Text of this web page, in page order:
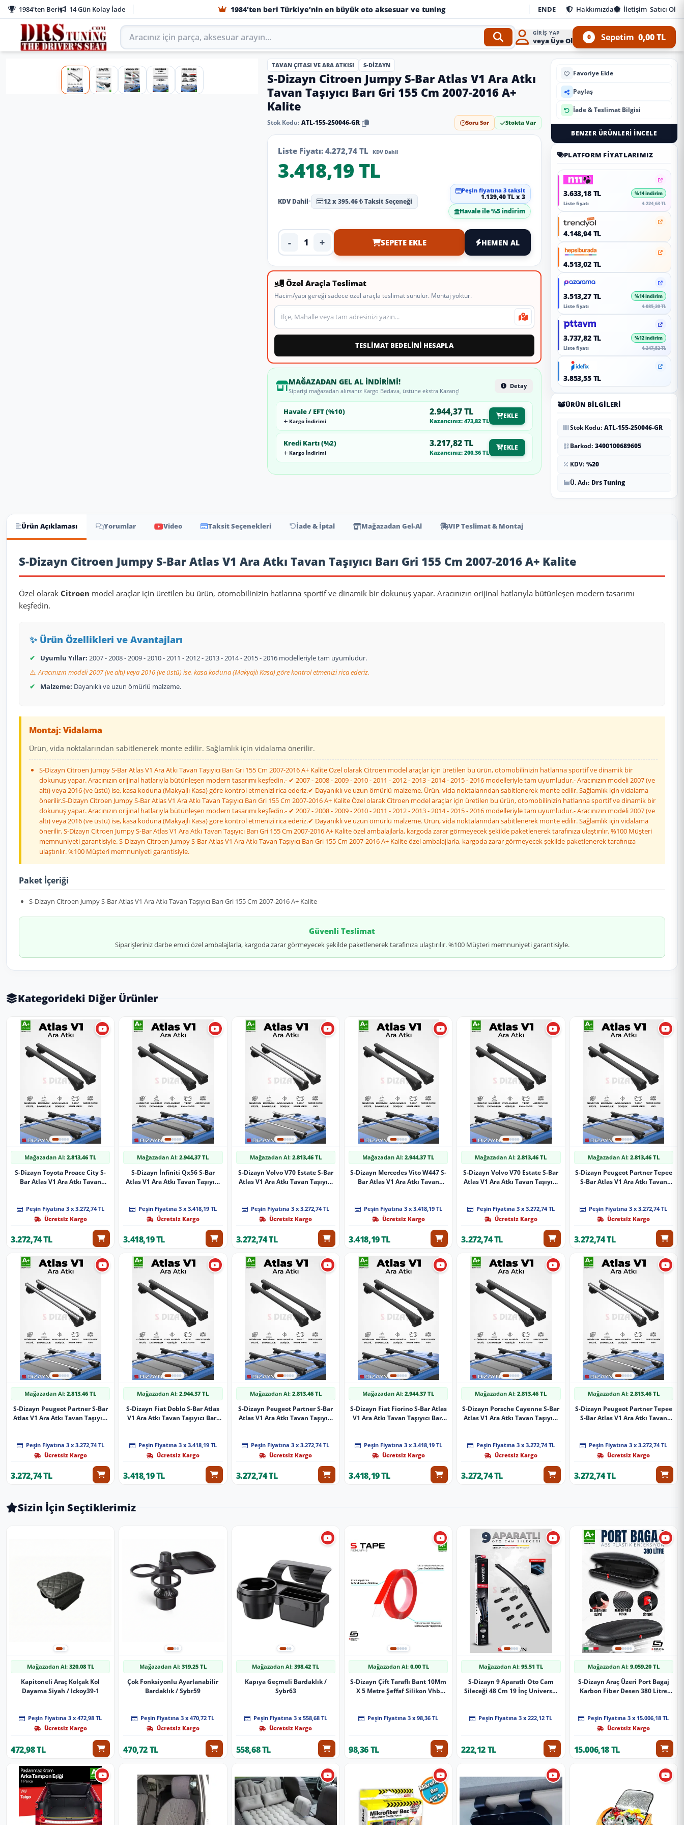
1984'ten Beri 14 Gün Kolay İade 1984'ten beri Türkiye’nin en büyük oto aksesuar ve tuning ENDE Hakkımızda İletişim Satıcı Ol
Aracınız için parça arayın
GIRIŞ YAP
veya Üye Ol 0 Sepetim 0,00 TL
TAVAN ÇITASI VE ARA ATKISI S-DIZAYN
S-Dizayn Citroen Jumpy S-Bar Atlas V1 Ara Atkı
Tavan Taşıyıcı Barı Gri 155 Cm 2007-2016 A+
Kalite
Stok Kodu: ATL-155-250046-GR Soru Sor Stokta Var
Liste Fiyatı:4.272,74 TL KDV Dahil
3.418,19 TL
KDV Dahil• 12 x 395,46 ₺ Taksit Seçeneği
Peşin fiyatına 3 taksit
1.139,40 TL x 3
Havale ile %5 indirim
Ürün adedi
- + SEPETE EKLE HEMEN AL
Özel Araçla Teslimat
Hacim/yapı gereği sadece özel araçla teslimat sunulur. Montaj yoktur.
Teslimat veya montaj adresi
TESLİMAT BEDELİNİ HESAPLA
MAĞAZADAN GEL AL İNDIRIMI!
Siparişi mağazadan alırsanız Kargo Bedava, üstüne ekstra Kazanç!
Detay
Havale / EFT (%10)
Kargo İndirimi
2.944,37 TL
Kazancınız: 473,82 TL
EKLE
Kredi Kartı (%2)
Kargo İndirimi
3.217,82 TL
Kazancınız: 200,36 TL
EKLE
Favoriye Ekle
Paylaş
İade & Teslimat Bilgisi
BENZER ÜRÜNLERI İNCELE
PLATFORM FIYATLARIMIZ
3.633,18 TL %14 indirim
Liste fiyatı 4.224,63 TL
4.148,94 TL
4.513,02 TL
3.513,27 TL %14 indirim
Liste fiyatı 4.085,20 TL
3.737,82 TL %12 indirim
Liste fiyatı 4.247,52 TL
3.853,55 TL
ÜRÜN BILGILERI
Stok Kodu: ATL-155-250046-GR
Barkod: 3400100689605
KDV: %20
Ü. Adı: Drs Tuning
Ürün Açıklaması Yorumlar Video Taksit Seçenekleri İade & İptal Mağazadan Gel-Al VIP Teslimat & Montaj
Ürün Açıklaması
S-Dizayn Citroen Jumpy S-Bar Atlas V1 Ara Atkı Tavan Taşıyıcı Barı Gri 155 Cm 2007-2016 A+ Kalite
Özel olarak Citroen model araçlar için üretilen bu ürün, otomobilinizin hatlarına sportif ve dinamik bir dokunuş yapar. Aracınızın orijinal hatlarıyla bütünleşen modern tasarımı
keşfedin.
✨ Ürün Özellikleri ve Avantajları
✔ Uyumlu Yıllar: 2007 - 2008 - 2009 - 2010 - 2011 - 2012 - 2013 - 2014 - 2015 - 2016 modelleriyle tam uyumludur.
⚠️ Aracınızın modeli 2007 (ve altı) veya 2016 (ve üstü) ise, kasa koduna (Makyajlı Kasa) göre kontrol etmenizi rica ederiz.
✔
Malzeme: Dayanıklı ve uzun ömürlü malzeme.
Montaj: Vidalama
Ürün, vida noktalarından sabitlenerek monte edilir. Sağlamlık için vidalama önerilir.
S-Dizayn Citroen Jumpy S-Bar Atlas V1 Ara Atkı Tavan Taşıyıcı Barı Gri 155 Cm 2007-2016 A+ Kalite Özel olarak Citroen model araçlar için üretilen bu ürün, otomobilinizin hatlarına sportif ve dinamik bir
dokunuş yapar. Aracınızın orijinal hatlarıyla bütünleşen modern tasarımı keşfedin.- ✔ 2007 - 2008 - 2009 - 2010 - 2011 - 2012 - 2013 - 2014 - 2015 - 2016 modelleriyle tam uyumludur.- Aracınızın modeli 2007 (ve
altı) veya 2016 (ve üstü) ise, kasa koduna (Makyajlı Kasa) göre kontrol etmenizi rica ederiz.✔ Dayanıklı ve uzun ömürlü malzeme. Ürün, vida noktalarından sabitlenerek monte edilir. Sağlamlık için vidalama
önerilir.S-Dizayn Citroen Jumpy S-Bar Atlas V1 Ara Atkı Tavan Taşıyıcı Barı Gri 155 Cm 2007-2016 A+ Kalite Özel olarak Citroen model araçlar için üretilen bu ürün, otomobilinizin hatlarına sportif ve dinamik bir
dokunuş yapar. Aracınızın orijinal hatlarıyla bütünleşen modern tasarımı keşfedin.- ✔ 2007 - 2008 - 2009 - 2010 - 2011 - 2012 - 2013 - 2014 - 2015 - 2016 modelleriyle tam uyumludur.- Aracınızın modeli 2007 (ve
altı) veya 2016 (ve üstü) ise, kasa koduna (Makyajlı Kasa) göre kontrol etmenizi rica ederiz.✔ Dayanıklı ve uzun ömürlü malzeme. Ürün, vida noktalarından sabitlenerek monte edilir. Sağlamlık için vidalama
önerilir. S-Dizayn Citroen Jumpy S-Bar Atlas V1 Ara Atkı Tavan Taşıyıcı Barı Gri 155 Cm 2007-2016 A+ Kalite özel ambalajlarla, kargoda zarar görmeyecek şekilde paketlenerek tarafınıza ulaştırılır. %100 Müşteri
memnuniyeti garantisiyle. S-Dizayn Citroen Jumpy S-Bar Atlas V1 Ara Atkı Tavan Taşıyıcı Barı Gri 155 Cm 2007-2016 A+ Kalite özel ambalajlarla, kargoda zarar görmeyecek şekilde paketlenerek tarafınıza
ulaştırılır. %100 Müşteri memnuniyeti garantisiyle.
Paket İçeriği
S-Dizayn Citroen Jumpy S-Bar Atlas V1 Ara Atkı Tavan Taşıyıcı Barı Gri 155 Cm 2007-2016 A+ Kalite
Güvenli Teslimat
Siparişleriniz darbe emici özel ambalajlarla, kargoda zarar görmeyecek şekilde paketlenerek tarafınıza ulaştırılır. %100 Müşteri memnuniyeti garantisiyle.
Kategorideki Diğer Ürünler
Mağazadan Al:2.813,46 TL
S-Dizayn Toyota Proace City S-
Bar Atlas V1 Ara Atkı Tavan
Peşin Fiyatına 3 x 3.272,74 TL
Ücretsiz Kargo
3.272,74 TL
Mağazadan Al:2.944,37 TL
S-Dizayn İnfiniti Qx56 S-Bar
Atlas V1 Ara Atkı Tavan Taşıyıcı
Peşin Fiyatına 3 x 3.418,19 TL
Ücretsiz Kargo
3.418,19 TL
Mağazadan Al: 2.813,46 TL
S-Dizayn Volvo V70 Estate S-Bar
Atlas V1 Ara Atkı Tavan Taşıyıcı
Peşin Fiyatına 3 x 3.272,74 TL
Ücretsiz Kargo
3.272,74 TL
Mağazadan Al:2.944,37 TL
S-Dizayn Mercedes Vito W447 S-
Bar Atlas V1 Ara Atkı Tavan
Peşin Fiyatına 3 x 3.418,19 TL
Ücretsiz Kargo
3.418,19 TL
Mağazadan Al:2.813,46 TL
S-Dizayn Volvo V70 Estate S-Bar
Atlas V1 Ara Atkı Tavan Taşıyıcı
Peşin Fiyatına 3 x 3.272,74 TL
Ücretsiz Kargo
3.272,74 TL
Mağazadan Al: 2.813,46 TL
S-Dizayn Peugeot Partner Tepee
S-Bar Atlas V1 Ara Atkı Tavan
Peşin Fiyatına 3 x 3.272,74 TL
Ücretsiz Kargo
3.272,74 TL
Mağazadan Al:2.813,46 TL
S-Dizayn Peugeot Partner S-Bar
Atlas V1 Ara Atkı Tavan Taşıyıcı
Peşin Fiyatına 3 x 3.272,74 TL
Ücretsiz Kargo
3.272,74 TL
Mağazadan Al:2.944,37 TL
S-Dizayn Fiat Doblo S-Bar Atlas
V1 Ara Atkı Tavan Taşıyıcı Barı
Peşin Fiyatına 3 x 3.418,19 TL
Ücretsiz Kargo
3.418,19 TL
Mağazadan Al: 2.813,46 TL
S-Dizayn Peugeot Partner S-Bar
Atlas V1 Ara Atkı Tavan Taşıyıcı
Peşin Fiyatına 3 x 3.272,74 TL
Ücretsiz Kargo
3.272,74 TL
Mağazadan Al:2.944,37 TL
S-Dizayn Fiat Fiorino S-Bar Atlas
V1 Ara Atkı Tavan Taşıyıcı Barı
Peşin Fiyatına 3 x 3.418,19 TL
Ücretsiz Kargo
3.418,19 TL
Mağazadan Al:2.813,46 TL
S-Dizayn Porsche Cayenne S-Bar
Atlas V1 Ara Atkı Tavan Taşıyıcı
Peşin Fiyatına 3 x 3.272,74 TL
Ücretsiz Kargo
3.272,74 TL
Mağazadan Al: 2.813,46 TL
S-Dizayn Peugeot Partner Tepee
S-Bar Atlas V1 Ara Atkı Tavan
Peşin Fiyatına 3 x 3.272,74 TL
Ücretsiz Kargo
3.272,74 TL
Sizin İçin Seçtiklerimiz
Mağazadan Al: 320,08 TL
Kapitoneli Araç Kolçak Kol
Dayama Siyah / Ickoy39-1
Peşin Fiyatına 3 x 472,98 TL
Ücretsiz Kargo
472,98 TL
Mağazadan Al: 319,25 TL
Çok Fonksiyonlu Ayarlanabilir
Bardaklık / Sybr59
Peşin Fiyatına 3 x 470,72 TL
Ücretsiz Kargo
470,72 TL
Mağazadan Al:398,42 TL
Kapıya Geçmeli Bardaklık /
Sybr63
Peşin Fiyatına 3 x 558,68 TL
Ücretsiz Kargo
558,68 TL
Mağazadan Al: 0,00 TL
S-Dizayn Çift Taraflı Bant 10Mm
X 5 Metre Şeffaf Silikon Vhb
Peşin Fiyatına 3 x 98,36 TL
98,36 TL
Mağazadan Al: 95,51 TL
S-Dizayn 9 Aparatlı Oto Cam
Sileceği 48 Cm 19 İnç Universal
Peşin Fiyatına 3 x 222,12 TL
222,12 TL
Mağazadan Al: 9.059,20 TL
S-Dizayn Araç Üzeri Port Bagaj
Karbon Fiber Desen 380 Litre
Peşin Fiyatına 3 x 15.006,18 TL
Ücretsiz Kargo
15.006,18 TL